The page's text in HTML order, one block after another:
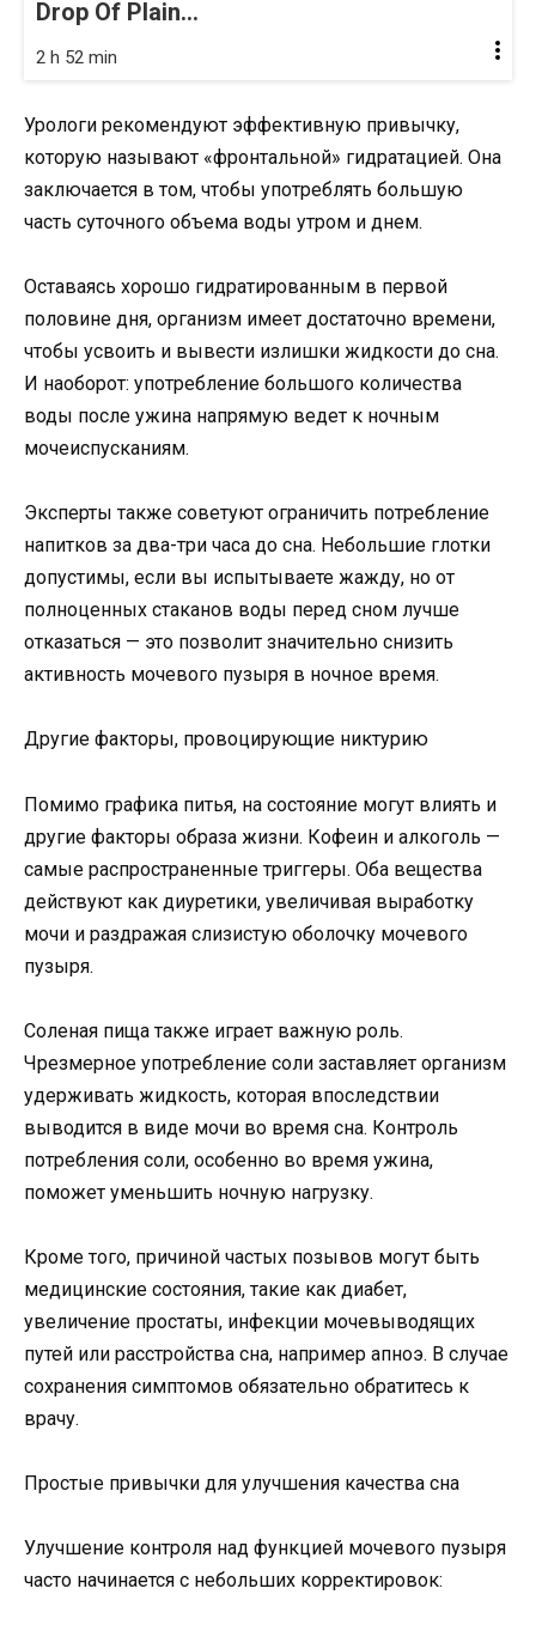
Drop Of Plain...
2 h 52 min
Урологи рекомендуют эффективную привычку,
которую называют «фронтальной» гидратацией. Она
заключается в том, чтобы употреблять большую
часть суточного объема воды утром и днем.
Оставаясь хорошо гидратированным в первой
половине дня, организм имеет достаточно времени,
чтобы усвоить и вывести излишки жидкости до сна.
И наоборот: употребление большого количества
воды после ужина напрямую ведет к ночным
мочеиспусканиям.
Эксперты также советуют ограничить потребление
напитков за два-три часа до сна. Небольшие глотки
допустимы, если вы испытываете жажду, но от
полноценных стаканов воды перед сном лучше
отказаться — это позволит значительно снизить
активность мочевого пузыря в ночное время.
Другие факторы, провоцирующие никтурию
Помимо графика питья, на состояние могут влиять и
другие факторы образа жизни. Кофеин и алкоголь —
самые распространенные триггеры. Оба вещества
действуют как диуретики, увеличивая выработку
мочи и раздражая слизистую оболочку мочевого
пузыря.
Соленая пища также играет важную роль.
Чрезмерное употребление соли заставляет организм
удерживать жидкость, которая впоследствии
выводится в виде мочи во время сна. Контроль
потребления соли, особенно во время ужина,
поможет уменьшить ночную нагрузку.
Кроме того, причиной частых позывов могут быть
медицинские состояния, такие как диабет,
увеличение простаты, инфекции мочевыводящих
путей или расстройства сна, например апноэ. В случае
сохранения симптомов обязательно обратитесь к
врачу.
Простые привычки для улучшения качества сна
Улучшение контроля над функцией мочевого пузыря
часто начинается с небольших корректировок: